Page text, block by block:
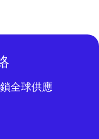
全球供應